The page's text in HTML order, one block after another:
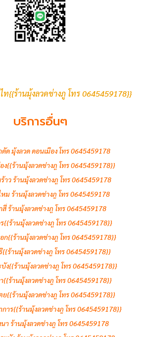
{{ร้านมุ้งลวดช่างภู โทร 0645459178}}
บริการอื่นๆ
ด มุ้งลวด ดอนเมือง โทร 0645459178
ง{{ร้านมุ้งลวดช่างภู โทร 0645459178}}
าว ร้านมุ้งลวดช่างภู โทร 0645459178
ม ร้านมุ้งลวดช่างภู โทร 0645459178
ร้านมุ้งลวดช่างภู โทร 0645459178
{{ร้านมุ้งลวดช่างภู โทร 0645459178}}
ก{{ร้านมุ้งลวดช่างภู โทร 0645459178}}
ร้านมุ้งลวดช่างภู โทร 0645459178}}
ง{{ร้านมุ้งลวดช่างภู โทร 0645459178}}
{{ร้านมุ้งลวดช่างภู โทร 0645459178}}
ย{{ร้านมุ้งลวดช่างภู โทร 0645459178}}
าร{{ร้านมุ้งลวดช่างภู โทร 0645459178}}
า ร้านมุ้งลวดช่างภู โทร 0645459178